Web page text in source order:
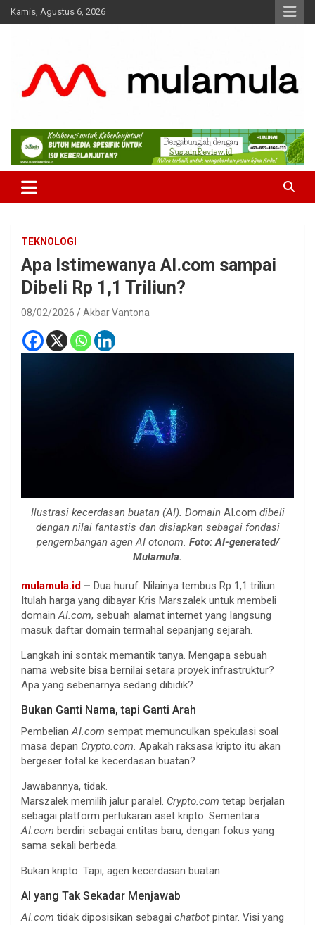
Skip
to
Kamis, Agustus 6, 2026
MulaMula
Medianya para Gen Z
TEKNOLOGI
Apa Istimewanya AI.com sampai
Dibeli Rp 1,1 Triliun?
08/02/2026 Akbar Vantona
Ilustrasi kecerdasan buatan (AI). Domain AI.com dibeli
dengan nilai fantastis dan disiapkan sebagai fondasi
pengembangan agen AI otonom. Foto: AI-generated/
Mulamula.
mulamula.id – Dua huruf. Nilainya tembus Rp 1,1 triliun.
Itulah harga yang dibayar Kris Marszalek untuk membeli
domainAI.com, sebuah alamat internet yang langsung
masuk daftar domain termahal sepanjang sejarah.
Langkah ini sontak memantik tanya. Mengapa sebuah
nama website bisa bernilai setara proyek infrastruktur?
Apa yang sebenarnya sedang dibidik?
Bukan Ganti Nama, tapi Ganti Arah
PembelianAI.com sempat memunculkan spekulasi soal
masa depan Crypto.com. Apakah raksasa kripto itu akan
bergeser total ke kecerdasan buatan?
Jawabannya, tidak.
Marszalek memilih jalur paralel. Crypto.com tetap berjalan
sebagai platform pertukaran aset kripto. Sementara
AI.com berdiri sebagai entitas baru, dengan fokus yang
sama sekali berbeda.
Bukan kripto. Tapi, agen kecerdasan buatan.
AI yang Tak Sekadar Menjawab
AI.com tidak diposisikan sebagai chatbot pintar. Visi yang